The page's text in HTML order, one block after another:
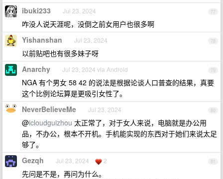
77
ibuki233 Jul 23, 2024
咋没人说天涯呢，没倒之前女用户也很多啊
78
Yishanshan Jul 23, 2024
以前贴吧也有很多妹子呀
79
Anarchy Jul 23, 2024 via Android
NGA 有个男女 58 42 的说法是根据论谈人口普查的结果，真要
这个比例论坛算是更吸引女性了。
80
NeverBelieveMe Jul 23, 2024
@icloudguizhou 太正常了，对于女人来说，电脑就是办公用
品，不办公，根本不开机。手机能实现的东西对于她们来说太足
够了。
81
Gezqh Jul 23, 2024 2
先问是不是，再问为什么。